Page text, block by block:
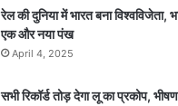
रेल की दुनिया में भारत बना विश्वविजेता,
एक और नया पंख
April 4, 2025
सभी रिकॉर्ड तोड़ देगा लू का प्रकोप,